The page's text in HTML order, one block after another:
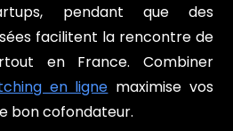
pendant que des
facilitent la rencontre de
en France. Combiner
en ligne maximise vos
bon cofondateur.